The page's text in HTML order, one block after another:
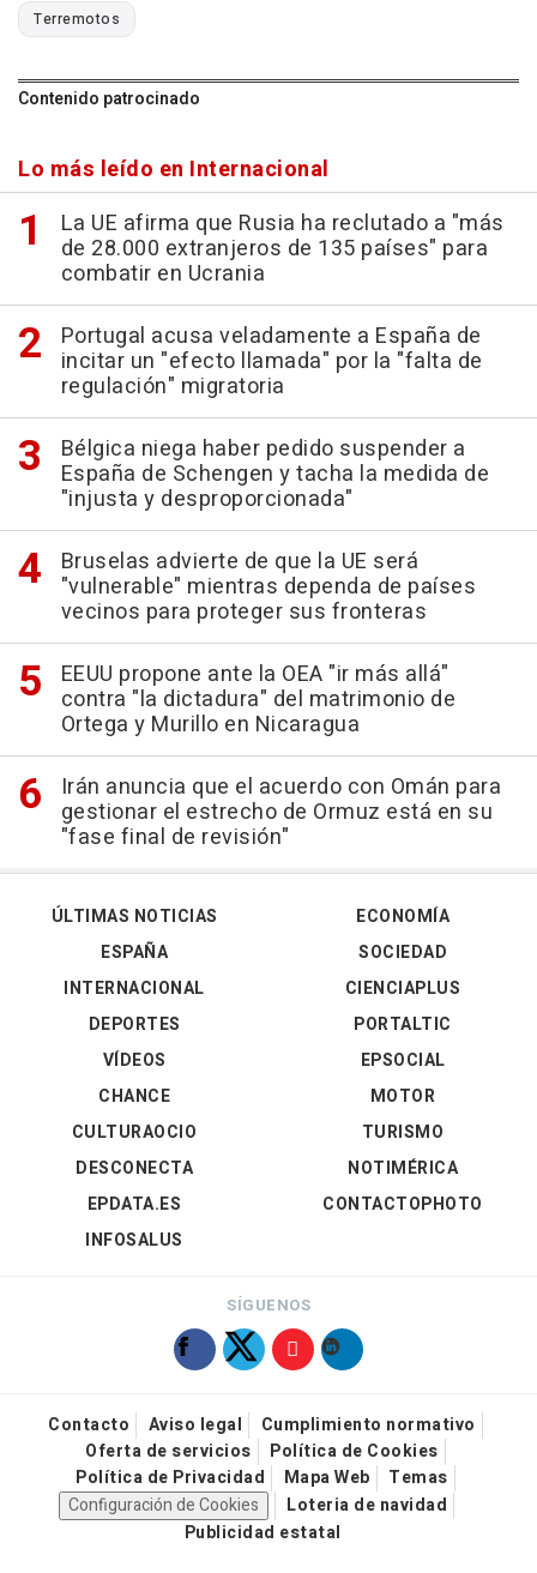
Terremotos
Contenido patrocinado
Lo más leído en Internacional
La UE afirma que Rusia ha reclutado a "más
de 28.000 extranjeros de 135 países" para
combatir en Ucrania
Portugal acusa veladamente a España de
incitar un "efecto llamada" por la "falta de
regulación" migratoria
Bélgica niega haber pedido suspender a
España de Schengen y tacha la medida de
"injusta y desproporcionada"
Bruselas advierte de que la UE será
"vulnerable" mientras dependa de países
vecinos para proteger sus fronteras
EEUU propone ante la OEA "ir más allá"
contra "la dictadura" del matrimonio de
Ortega y Murillo en Nicaragua
Irán anuncia que el acuerdo con Omán para
gestionar el estrecho de Ormuz está en su
"fase final de revisión"
ÚLTIMAS NOTICIAS
ESPAÑA
INTERNACIONAL
DEPORTES
VÍDEOS
ECONOMÍA
SOCIEDAD
CIENCIAPLUS
PORTALTIC
EPSOCIAL
CHANCE
CULTURAOCIO
DESCONECTA
EPDATA.ES
INFOSALUS
MOTOR
TURISMO
NOTIMÉRICA
CONTACTOPHOTO
SÍGUENOS
Contacto Aviso legal
Cumplimiento normativo
Oferta de servicios
Política de Cookies
Política de Privacidad
Mapa Web
Temas
Configuración de Cookies
Loteria de navidad
Publicidad estatal